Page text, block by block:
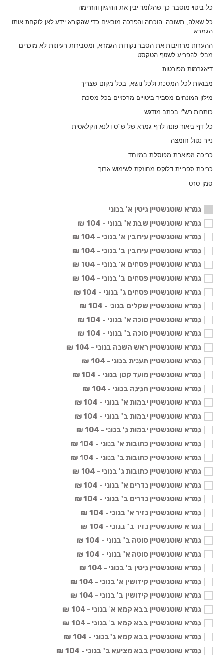
כל ביטוי מוסבר כך שהלומד יבין את ההיגיון והזרימה
כל שאלה, תשובה, הוכחה והפרכה מובאים כדי שהקורא יידע לאן לוקחת אותו
הגמרא
ההערות מרחיבות את הסבר נקודות הגמרא, ומסבירות רעיונות לא מוכרים
מבלי להפריע לשטף הטקסט.
דיאגרמות מפורטות
מבואות לכל המסכת ולכל נושא, בכל מקום שצריך
מילון המונחים מסביר ביטויים מרכזיים בכל מסכת
כותרות רש"י בכתב מודגש
כל דף ביאור פונה לדף גמרא של ש"ס וילנא הקלאסית
נייר נטול חומצה
כריכה מפוארת מפוסלת במיוחד
כריכת ספריית דלוקס מחוזקת לשימוש ארוך
סמן סרט
גמרא שוטנשטיין גיטין א' בנוני
גמרא שוטנשטיין שבת א' בנוני - 104 ₪
גמרא שוטנשטיין עירובין א' בנוני - 104 ₪
גמרא שוטנשטיין עירובין ב' בנוני - 104 ₪
גמרא שוטנשטיין פסחים א' בנוני - 104 ₪
גמרא שוטנשטיין פסחים ב' בנוני - 104 ₪
גמרא שוטנשטיין פסחים ג' בנוני - 104 ₪
גמרא שוטנשטיין שקלים בנוני - 104 ₪
גמרא שוטנשטיין סוכה א' בנוני - 104 ₪
גמרא שוטנשטיין סוכה ב' בנוני - 104 ₪
גמרא שוטנשטיין ראש השנה בנוני - 104 ₪
גמרא שוטנשטיין תענית בנוני - 104 ₪
גמרא שוטנשטיין מועד קטן בנוני - 104 ₪
גמרא שוטנשטיין חגיגה בנוני - 104 ₪
גמרא שוטנשטיין יבמות א' בנוני - 104 ₪
גמרא שוטנשטיין יבמות ב' בנוני - 104 ₪
גמרא שוטנשטיין יבמות ג' בנוני - 104 ₪
גמרא שוטנשטיין כתובות א' בנוני - 104 ₪
גמרא שוטנשטיין כתובות ב' בנוני - 104 ₪
גמרא שוטנשטיין כתובות ג' בנוני - 104 ₪
גמרא שוטנשטיין נדרים א' בנוני - 104 ₪
גמרא שוטנשטיין נדרים ב' בנוני - 104 ₪
גמרא שוטנשטיין נזיר א' בנוני - 104 ₪
גמרא שוטנשטיין נזיר ב' בנוני - 104 ₪
גמרא שוטנשטיין סוטה ב' בנוני - 104 ₪
גמרא שוטנשטיין סוטה א' בנוני - 104 ₪
גמרא שוטנשטיין גיטין ב' בנוני - 104 ₪
גמרא שוטנשטיין קידושין א' בנוני - 104 ₪
גמרא שוטנשטיין קידושין ב' בנוני - 104 ₪
גמרא שוטנשטיין בבא קמא א' בנוני - 104 ₪
גמרא שוטנשטיין בבא קמא ב' בנוני - 104 ₪
גמרא שוטנשטיין בבא קמא ג' בנוני - 104 ₪
גמרא שוטנשטיין בבא מציעא ב' בנוני - 104 ₪